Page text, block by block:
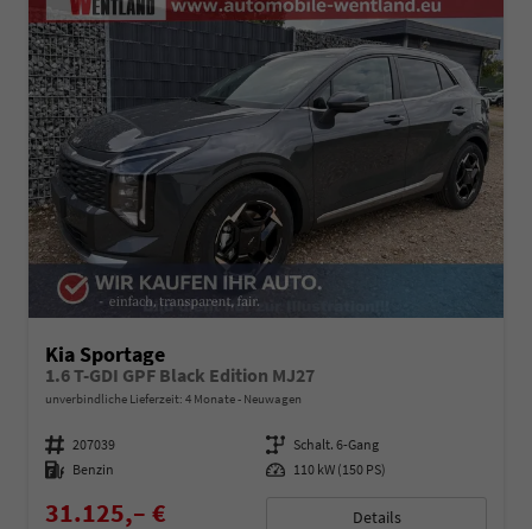
Kia Sportage
1.6 T-GDI GPF Black Edition MJ27
unverbindliche Lieferzeit: 4 Monate Neuwagen
Fahrzeugnummer 207039 Getriebe Schalt. 6-Gang
Kraftstoff Benzin Leistung 110 kW (150 PS)
31.125,– € Details